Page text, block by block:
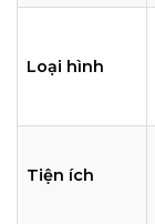
Loại hình
Tiện ích